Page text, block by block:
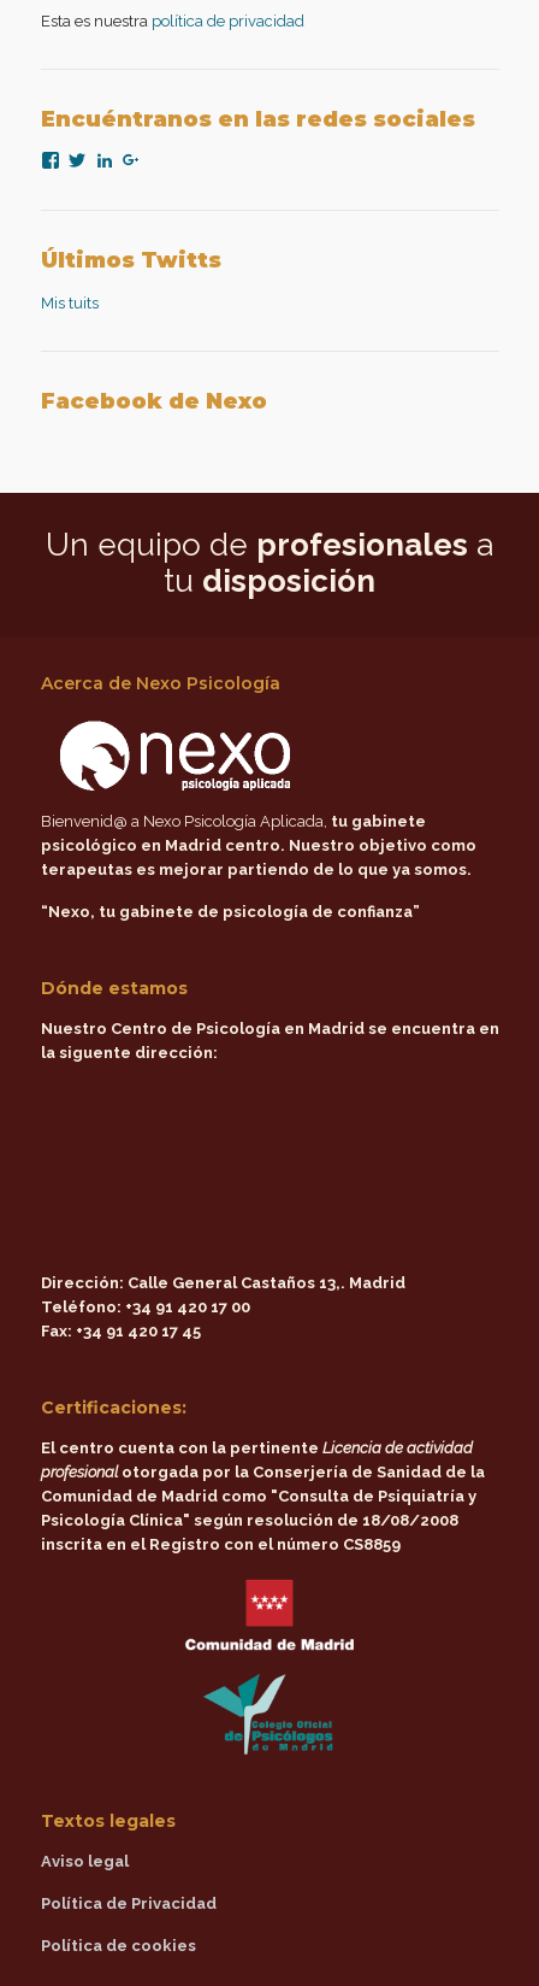
Esta es nuestra política de privacidad
Encuéntranos en las redes sociales
Ver
Facebook
Ver
Twitter
Ver
aplicadaGoogle+
Últimos Twitts
Mis tuits
Facebook de Nexo
Un equipo de profesionales a
tu disposición
Acerca de Nexo Psicología
Bienvenid@ a Nexo Psicología Aplicada, tu gabinete
psicológico en Madrid centro. Nuestro objetivo como
terapeutas es mejorar partiendo de lo que ya somos.
“Nexo, tu gabinete de psicología de confianza”
Dónde estamos
Nuestro Centro de Psicología en Madrid se encuentra en
la siguente dirección:
Dirección: Calle General Castaños 13,. Madrid
Teléfono: +34 91 420 17 00
Fax: +34 91 420 17 45
Certificaciones:
El centro cuenta con la pertinente Licencia de actividad
profesionalotorgada por la Conserjería de Sanidad de la
Comunidad de Madridcomo "Consulta de Psiquiatría y
Psicología Clínica" según resolución de 18/08/2008
inscrita en el Registro con el número CS8859
Textos legales
Aviso legal
Política de Privacidad
Política de cookies